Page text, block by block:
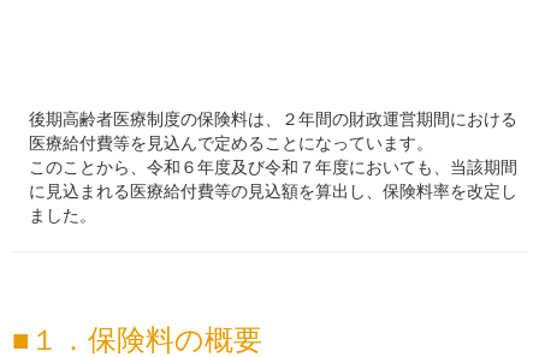
後期高齢者医療制度の保険料は、２年間の財政運営期間における
医療給付費等を見込んで定めることになっています。
このことから、令和６年度及び令和７年度においても、当該期間
に見込まれる医療給付費等の見込額を算出し、保険料率を改定し
ました。
１．保険料の概要